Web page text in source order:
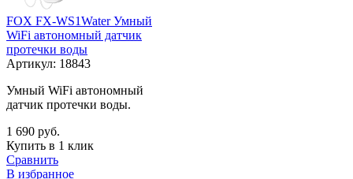
FOX FX-WS1Water Умный
WiFi автономный датчик
протечки воды
Артикул: 18843
Умный WiFi автономный
датчик протечки воды.
1 690 руб.
Купить в 1 клик
Сравнить
В избранное